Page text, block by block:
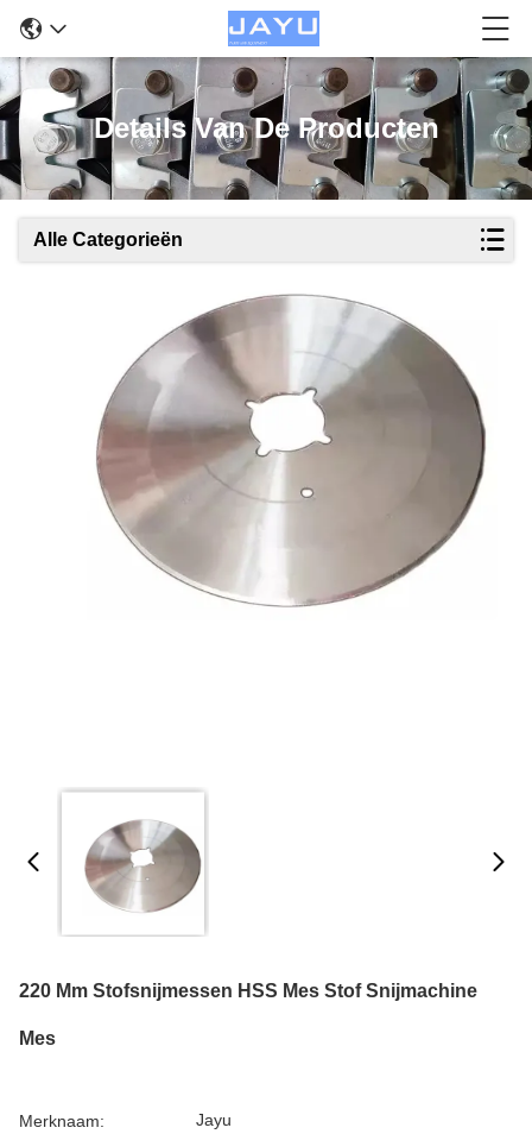
Details Van De Producten
Alle Categorieën
220 Mm Stofsnijmessen HSS Mes Stof Snijmachine
Mes
Merknaam: Jayu